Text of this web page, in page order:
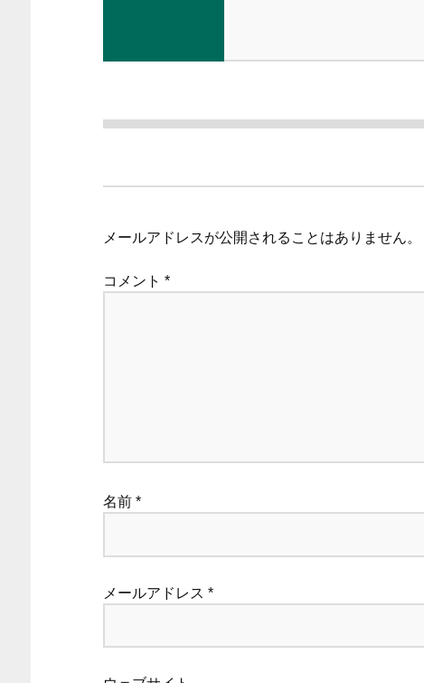
メールアドレスが公開されることはありません。
コメント *
名前 *
メールアドレス *